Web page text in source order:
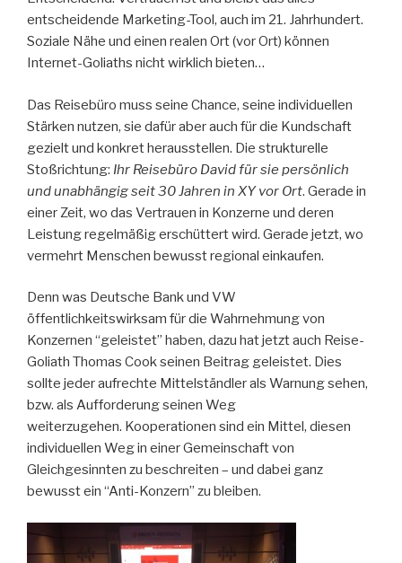
entscheidende Marketing-Tool, auch im 21. Jahrhundert.
Soziale Nähe und einen realen Ort (vor Ort) können
Internet-Goliaths nicht wirklich bieten…
Das Reisebüro muss seine Chance, seine individuellen
Stärken nutzen, sie dafür aber auch für die Kundschaft
gezielt und konkret herausstellen. Die strukturelle
Stoßrichtung: Ihr Reisebüro David für sie persönlich
und unabhängig seit 30 Jahren in XY vor Ort. Gerade in
einer Zeit, wo das Vertrauen in Konzerne und deren
Leistung regelmäßig erschüttert wird. Gerade jetzt, wo
vermehrt Menschen bewusst regional einkaufen.
Denn was Deutsche Bank und VW
öffentlichkeitswirksam für die Wahrnehmung von
Konzernen “geleistet” haben, dazu hat jetzt auch Reise-
Goliath Thomas Cook seinen Beitrag geleistet. Dies
sollte jeder aufrechte Mittelständler als Warnung sehen,
bzw. als Aufforderung seinen Weg
weiterzugehen. Kooperationen sind ein Mittel, diesen
individuellen Weg in einer Gemeinschaft von
Gleichgesinnten zu beschreiten – und dabei ganz
bewusst ein “Anti-Konzern” zu bleiben.